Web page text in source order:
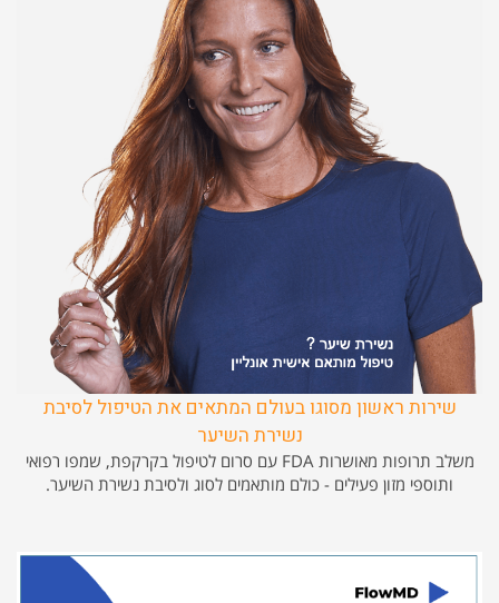
שירות ראשון מסוגו בעולם המתאים את הטיפול לסיבת
נשירת השיער
משלב תרופות מאושרות FDA עם סרום לטיפול בקרקפת, שמפו רפואי
ותוספי מזון פעילים - כולם מותאמים לסוג ולסיבת נשירת השיער.